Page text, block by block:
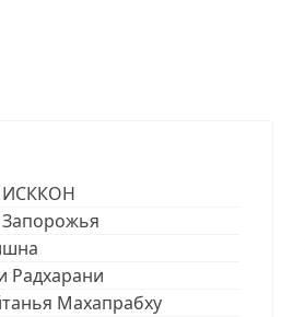
ИСККОН
Радхарани
Махапрабху